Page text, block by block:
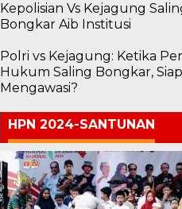
Kepolisian Vs Kejagung
Bongkar Aib Institusi
Polri vs Kejagung: Ketika
Hukum Saling Bongkar,
Mengawasi?
HPN 2024-SANTUNAN